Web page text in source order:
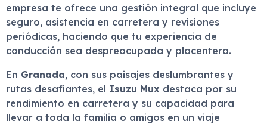
empresa te ofrece una gestión integral que incluye
seguro, asistencia en carretera y revisiones
periódicas, haciendo que tu experiencia de
conducción sea despreocupada y placentera.
En Granada, con sus paisajes deslumbrantes y
rutas desafiantes, el Isuzu Mux destaca por su
rendimiento en carretera y su capacidad para
llevar a toda la familia o amigos en un viaje